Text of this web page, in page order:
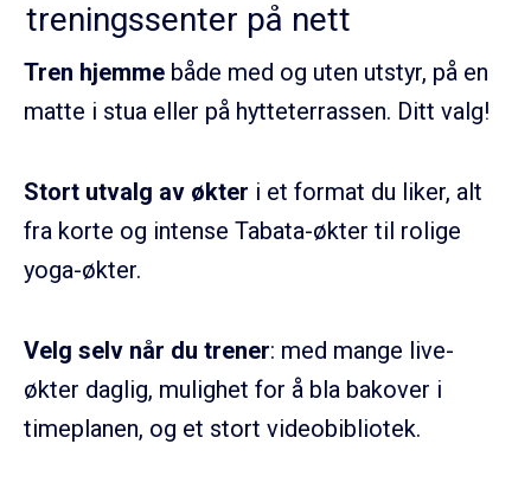
treningssenter på nett
Tren hjemme både med og uten utstyr, på en
matte i stua eller på hytteterrassen. Ditt valg!
Stort utvalg av økter i et format du liker, alt
fra korte og intense Tabata-økter til rolige
yoga-økter.
Velg selv når du trener: med mange live-
økter daglig, mulighet for å bla bakover i
timeplanen, og et stort videobibliotek.